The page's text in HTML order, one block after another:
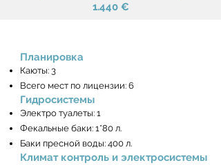
1.440 €
Планировка
Каюты: 3
Всего мест по лицензии: 6
Гидросистемы
Электро туалеты: 1
Фекальные баки: 1*80 л.
Баки пресной воды: 400 л.
Климат контроль и электросистемы